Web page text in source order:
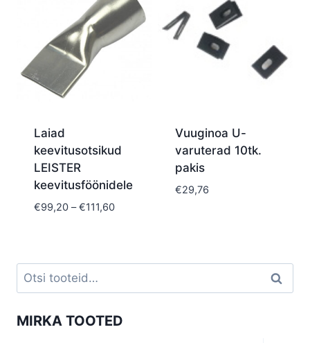
Laiad
keevitusotsikud
LEISTER
keevitusföönidele
€99,20 – €111,60Price
Vuuginoa U-
varuterad 10tk.
pakis
€29,76
Otsi: Otsi
MIRKA TOOTED